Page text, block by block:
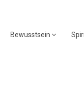
Bewusstsein